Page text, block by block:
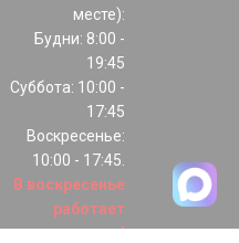
месте):
Будни: 8:00 -
19:45
Суббота: 10:00 -
17:45
Воскресенье:
10:00 - 17:45.
В воскресенье
работает
только шоурум!